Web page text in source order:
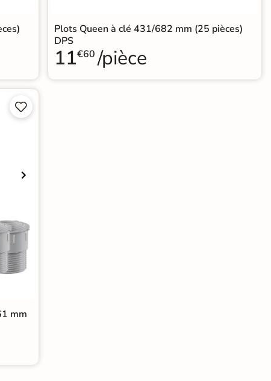
Plots Queen à clé 431/682 mm (25 pièces)
DPS
11€60 /pièce


mm